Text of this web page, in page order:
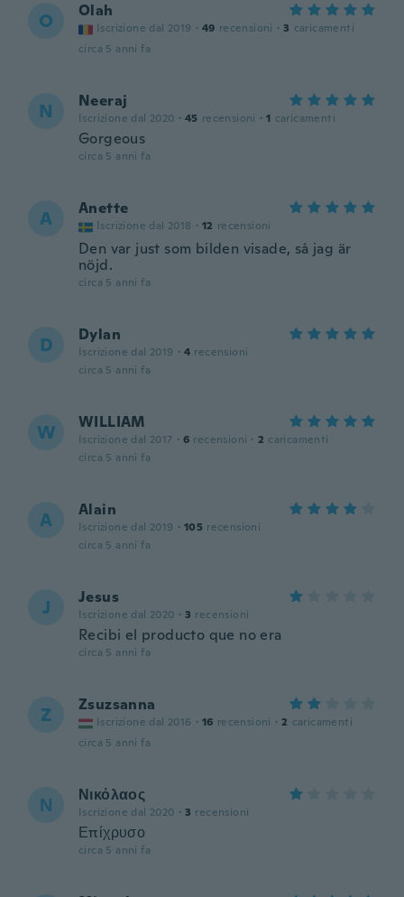
O Olah
Iscrizione dal 2019 · 49 recensioni · 3 caricamenti
circa 5 anni fa
N Neeraj
Iscrizione dal 2020 · 45 recensioni · 1 caricamenti
Gorgeous
circa 5 anni fa
A Anette
Iscrizione dal 2018 · 12 recensioni
Den var just som bilden visade, så jag är
nöjd.
circa 5 anni fa
D Dylan
Iscrizione dal 2019 · 4 recensioni
circa 5 anni fa
W WILLIAM
Iscrizione dal 2017 · 6 recensioni · 2 caricamenti
circa 5 anni fa
A Alain
Iscrizione dal 2019 · 105 recensioni
circa 5 anni fa
J Jesus
Iscrizione dal 2020 · 3 recensioni
Recibi el producto que no era
circa 5 anni fa
Z Zsuzsanna
Iscrizione dal 2016 · 16 recensioni · 2 caricamenti
circa 5 anni fa
Ν Νικόλαος
Iscrizione dal 2020 · 3 recensioni
Επίχρυσο
circa 5 anni fa